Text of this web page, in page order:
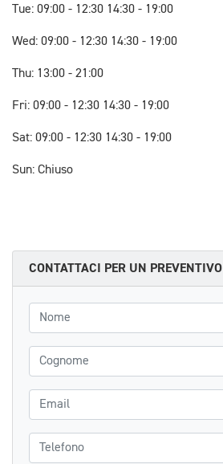
Tue: 09:00 - 12:30 14:30 - 19:00
Wed: 09:00 - 12:30 14:30 - 19:00
Thu: 13:00 - 21:00
Fri: 09:00 - 12:30 14:30 - 19:00
Sat: 09:00 - 12:30 14:30 - 19:00
Sun: Chiuso
CONTATTACI PER UN PREVENTIVO
Nome
Cognome
Email
Telefono